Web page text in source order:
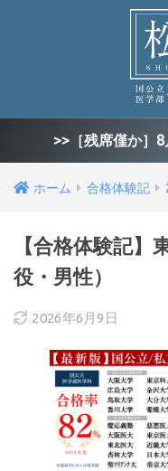
>>［残席僅か］
ホーム 合格体験記
【合格体験記
役・男性）
2026年6月9日